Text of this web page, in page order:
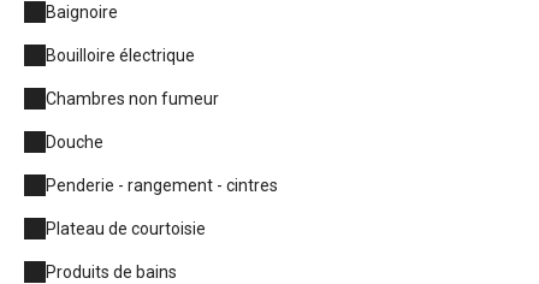
Baignoire
Bouilloire électrique
Chambres non fumeur
Douche
Penderie - rangement - cintres
Plateau de courtoisie
Produits de bains